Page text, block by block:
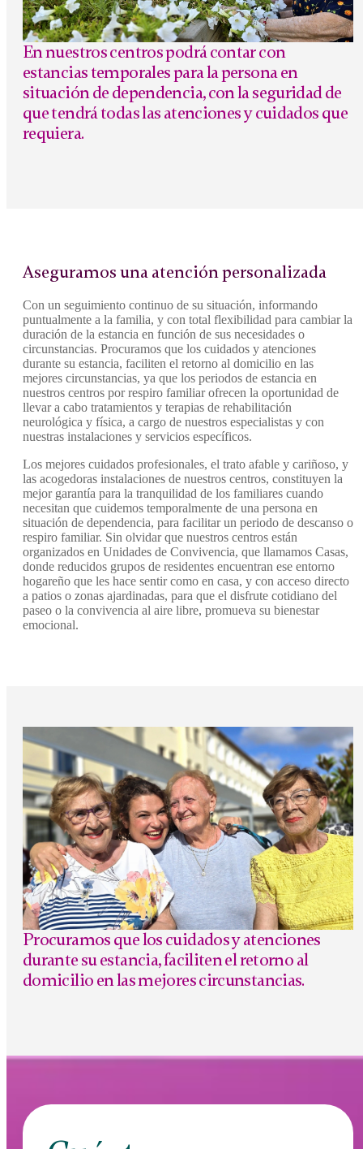
En nuestros centros podrá contar con
estancias temporales para la persona en
situación de dependencia, con la seguridad de
que tendrá todas las atenciones y cuidados que
requiera.
Aseguramos una atención personalizada
Con un seguimiento continuo de su situación, informando
puntualmente a la familia, y con total flexibilidad para cambiar la
duración de la estancia en función de sus necesidades o
circunstancias. Procuramos que los cuidados y atenciones
durante su estancia, faciliten el retorno al domicilio en las
mejores circunstancias, ya que los periodos de estancia en
nuestros centros por respiro familiar ofrecen la oportunidad de
llevar a cabo tratamientos y terapias de rehabilitación
neurológica y física, a cargo de nuestros especialistas y con
nuestras instalaciones y servicios específicos.
Los mejores cuidados profesionales, el trato afable y cariñoso, y
las acogedoras instalaciones de nuestros centros, constituyen la
mejor garantía para la tranquilidad de los familiares cuando
necesitan que cuidemos temporalmente de una persona en
situación de dependencia, para facilitar un periodo de descanso o
respiro familiar. Sin olvidar que nuestros centros están
organizados en Unidades de Convivencia, que llamamos Casas,
donde reducidos grupos de residentes encuentran ese entorno
hogareño que les hace sentir como en casa, y con acceso directo
a patios o zonas ajardinadas, para que el disfrute cotidiano del
paseo o la convivencia al aire libre, promueva su bienestar
emocional.
Procuramos que los cuidados y atenciones
durante su estancia, faciliten el retorno al
domicilio en las mejores circunstancias.